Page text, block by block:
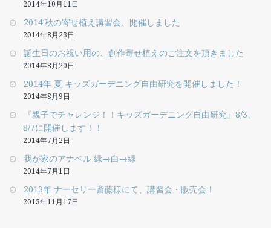
2014年10月11日
2014′秋の寄せ植え講習会、開催しました
2014年8月23日
誕生日のお祝い用の、創作寄せ植えのご注文を頂きました
2014年8月20日
2014年 夏 キッズガーデニング自由研究を開催しました！
2014年8月9日
『親子でチャレンジ！！キッズガーデニング自由研究』8/3、
8/7に開催します！！
2014年7月2日
我が家のアナベル 緑→白→緑
2014年7月1日
2013年 ナーセリー斎藤様にて、講習会・販売会！
2013年11月17日